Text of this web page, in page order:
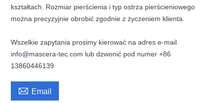
kształtach. Rozmiar pierścienia i typ ostrza pierścieniowego
można precyzyjnie obrobić zgodnie z życzeniem klienta.
Wszelkie zapytania prosimy kierować na adres e-mail
info@mascera-tec.com lub dzwonić pod numer +86
13860446139
 Email